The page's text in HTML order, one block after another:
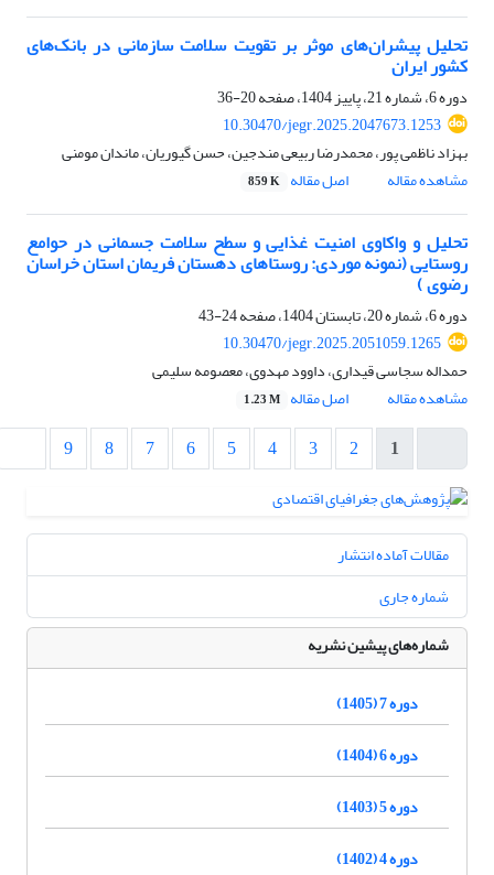
تحلیل پیشران‌های موثر بر تقویت سلامت سازمانی در بانک‌های
کشور ایران
دوره 6، شماره 21، پاییز 1404، صفحه
20-36
10.30470/jegr.2025.2047673.1253
بهزاد ناظمی پور، محمدرضا ربیعی مندجین، حسن گیوریان، ماندان مومنی
مشاهده مقاله
اصل مقاله 859 K
تحلیل و واکاوی امنیت غذایی و سطح سلامت جسمانی در حوامع
روستایی (نمونه موردی: روستاهای دهستان فریمان استان خراسان
رضوی )
دوره 6، شماره 20، تابستان 1404، صفحه
24-43
10.30470/jegr.2025.2051059.1265
حمداله سجاسی قیداری، داوود مهدوی، معصومه سلیمی
مشاهده مقاله
اصل مقاله 1.23 M
1
2
3
4
5
6
7
8
9
مقالات آماده انتشار
شماره جاری
شماره‌های پیشین نشریه
دوره 7 (1405)
دوره 6 (1404)
دوره 5 (1403)
دوره 4 (1402)